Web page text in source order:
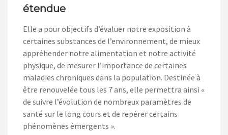
étendue
Elle a pour objectifs d’évaluer notre exposition à
certaines substances de l’environnement, de mieux
appréhender notre alimentation et notre activité
physique, de mesurer l’importance de certaines
maladies chroniques dans la population. Destinée à
être renouvelée tous les 7 ans, elle permettra ainsi «
de suivre l’évolution de nombreux paramètres de
santé sur le long cours et de repérer certains
phénomènes émergents ».